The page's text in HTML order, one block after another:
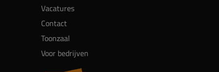
Vacatures
Contact
Toonzaal
Voor bedrijven